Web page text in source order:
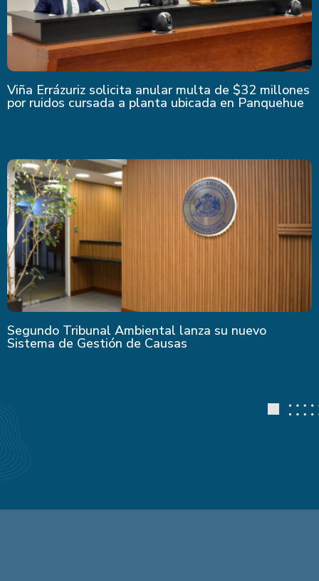
Viña Errázuriz solicita anular multa de $32 millones
por ruidos cursada a planta ubicada en Panquehue
Segundo Tribunal Ambiental lanza su nuevo
Sistema de Gestión de Causas